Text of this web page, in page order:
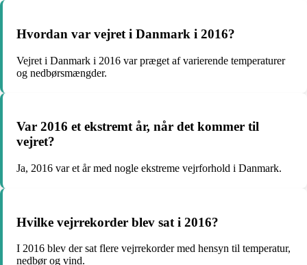
Hvordan var vejret i Danmark i 2016?
Vejret i Danmark i 2016 var præget af varierende temperaturer
og nedbørsmængder.
Var 2016 et ekstremt år, når det kommer til
vejret?
Ja, 2016 var et år med nogle ekstreme vejrforhold i Danmark.
Hvilke vejrrekorder blev sat i 2016?
I 2016 blev der sat flere vejrrekorder med hensyn til temperatur,
nedbør og vind.